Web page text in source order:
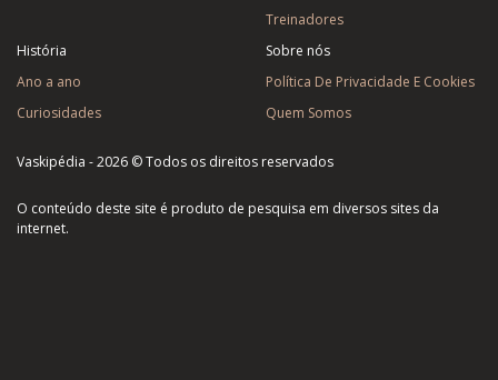
Treinadores
História
Ano a ano
Curiosidades
Sobre nós
Política De Privacidade E Cookies
Quem Somos
Vaskipédia - 2026 © Todos os direitos reservados
O conteúdo deste site é produto de pesquisa em diversos sites da
internet.